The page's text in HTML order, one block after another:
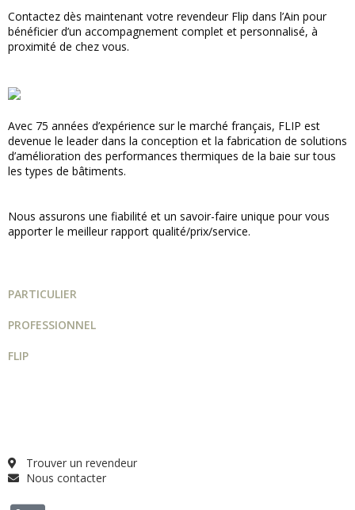
Contactez dès maintenant votre revendeur Flip dans l’Ain pour
bénéficier d’un accompagnement complet et personnalisé, à
proximité de chez vous.
Avec 75 années d’expérience sur le marché français, FLIP est
devenue le leader dans la conception et la fabrication de solutions
d’amélioration des performances thermiques de la baie sur tous
les types de bâtiments.
Nous assurons une fiabilité et un savoir-faire unique pour vous
apporter le meilleur rapport qualité/prix/service.
PARTICULIER
PROFESSIONNEL
FLIP
Trouver un revendeur
Nous contacter